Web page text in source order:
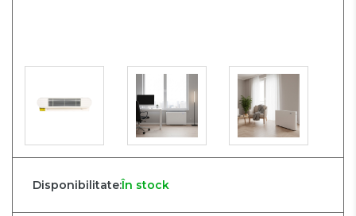
Disponibilitate:În stock